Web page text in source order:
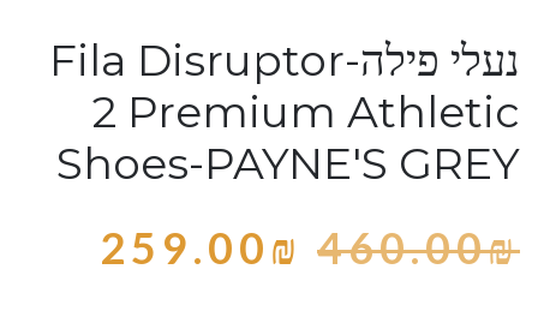
נעלי פילה-Fila Disruptor
2 Premium Athletic
Shoes-PAYNE'S GREY
460.00₪
259.00₪